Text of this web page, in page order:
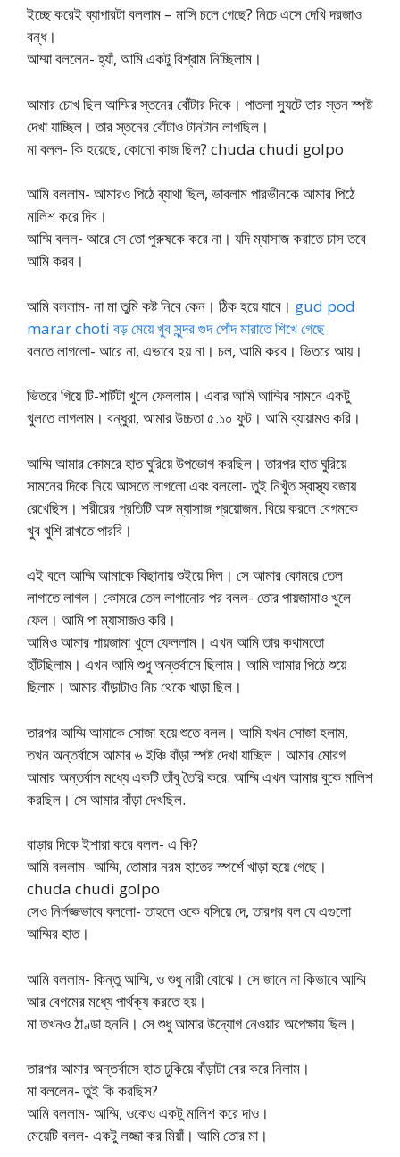
ইচ্ছে করেই ব্যাপারটা বললাম – মাসি চলে গেছে? নিচে এসে দেখি দরজাও
বন্ধ।
আম্মা বললেন- হ্যাঁ, আমি একটু বিশ্রাম নিচ্ছিলাম।
আমার চোখ ছিল আম্মির স্তনের বোঁটার দিকে। পাতলা স্যুটে তার স্তন স্পষ্ট
দেখা যাচ্ছিল। তার স্তনের বোঁটাও টানটান লাগছিল।
মা বলল- কি হয়েছে, কোনো কাজ ছিল? chuda chudi golpo
আমি বললাম- আমারও পিঠে ব্যাথা ছিল, ভাবলাম পারভীনকে আমার পিঠে
মালিশ করে দিব।
আম্মি বলল- আরে সে তো পুরুষকে করে না। যদি ম্যাসাজ করাতে চাস তবে
আমি করব।
আমি বললাম- না মা তুমি কষ্ট নিবে কেন। ঠিক হয়ে যাবে। gud pod
marar choti বড় মেয়ে খুব সুন্দর গুদ পোঁদ মারাতে শিখে গেছে
বলতে লাগলো- আরে না, এভাবে হয় না। চল, আমি করব। ভিতরে আয়।
ভিতরে গিয়ে টি-শার্টটা খুলে ফেললাম। এবার আমি আম্মির সামনে একটু
খুলতে লাগলাম। বন্ধুরা, আমার উচ্চতা ৫.১০ ফুট। আমি ব্যায়ামও করি।
আম্মি আমার কোমরে হাত ঘুরিয়ে উপভোগ করছিল। তারপর হাত ঘুরিয়ে
সামনের দিকে নিয়ে আসতে লাগলো এবং বললো- তুই নিখুঁত স্বাস্থ্য বজায়
রেখেছিস। শরীরের প্রতিটি অঙ্গ ম্যাসাজ প্রয়োজন. বিয়ে করলে বেগমকে
খুব খুশি রাখতে পারবি।
এই বলে আম্মি আমাকে বিছানায় শুইয়ে দিল। সে আমার কোমরে তেল
লাগাতে লাগল। কোমরে তেল লাগানোর পর বলল- তোর পায়জামাও খুলে
ফেল। আমি পা ম্যাসাজও করি।
আমিও আমার পায়জামা খুলে ফেললাম। এখন আমি তার কথামতো
হাঁটছিলাম। এখন আমি শুধু অন্তর্বাসে ছিলাম। আমি আমার পিঠে শুয়ে
ছিলাম। আমার বাঁড়াটাও নিচ থেকে খাড়া ছিল।
তারপর আম্মি আমাকে সোজা হয়ে শুতে বলল। আমি যখন সোজা হলাম,
তখন অন্তর্বাসে আমার ৬ ইঞ্চি বাঁড়া স্পষ্ট দেখা যাচ্ছিল। আমার মোরগ
আমার অন্তর্বাস মধ্যে একটি তাঁবু তৈরি করে. আম্মি এখন আমার বুকে মালিশ
করছিল। সে আমার বাঁড়া দেখছিল.
বাড়ার দিকে ইশারা করে বলল- এ কি?
আমি বললাম- আম্মি, তোমার নরম হাতের স্পর্শে খাড়া হয়ে গেছে।
chuda chudi golpo
সেও নির্লজ্জভাবে বললো- তাহলে ওকে বসিয়ে দে, তারপর বল যে এগুলো
আম্মির হাত।
আমি বললাম- কিন্তু আম্মি, ও শুধু নারী বোঝে। সে জানে না কিভাবে আম্মি
আর বেগমের মধ্যে পার্থক্য করতে হয়।
মা তখনও ঠাণ্ডা হননি। সে শুধু আমার উদ্যোগ নেওয়ার অপেক্ষায় ছিল।
তারপর আমার অন্তর্বাসে হাত ঢুকিয়ে বাঁড়াটা বের করে নিলাম।
মা বললেন- তুই কি করছিস?
আমি বললাম- আম্মি, ওকেও একটু মালিশ করে দাও।
মেয়েটি বলল- একটু লজ্জা কর মিয়াঁ। আমি তোর মা।